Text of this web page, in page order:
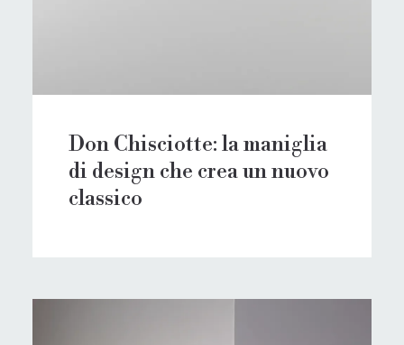
Don Chisciotte: la maniglia
di design che crea un nuovo
classico